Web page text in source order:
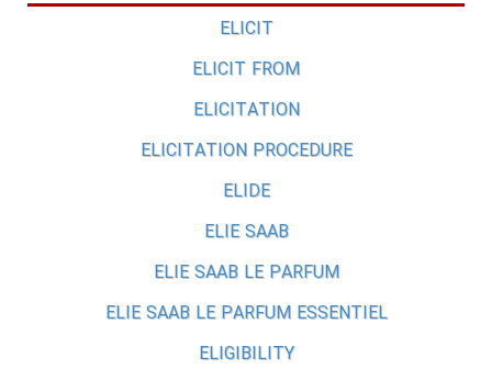
ELICIT
ELICIT FROM
ELICITATION
ELICITATION PROCEDURE
ELIDE
ELIE SAAB
ELIE SAAB LE PARFUM
ELIE SAAB LE PARFUM ESSENTIEL
ELIGIBILITY